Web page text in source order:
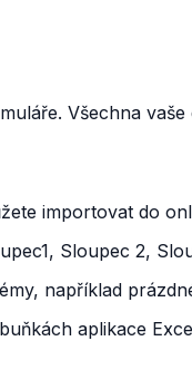
Všechna
importovat do
Sloupec 2,
například
aplikace